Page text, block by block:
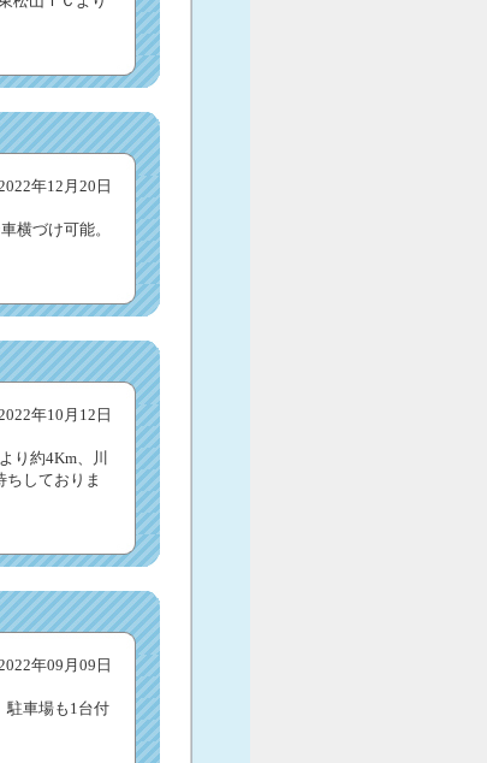
年12月20日
横づけ可能。
年10月12日
り約4Km、川
しておりま
年09月09日
駐車場も1台付